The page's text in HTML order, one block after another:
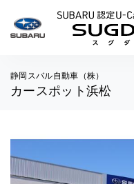
静岡スバル自動車（株）
カースポット浜松